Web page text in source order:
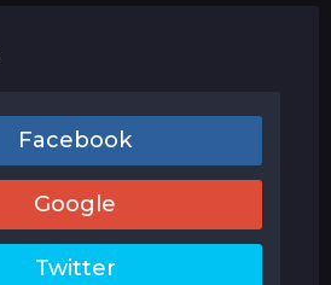
Facebook
Google
Twitter